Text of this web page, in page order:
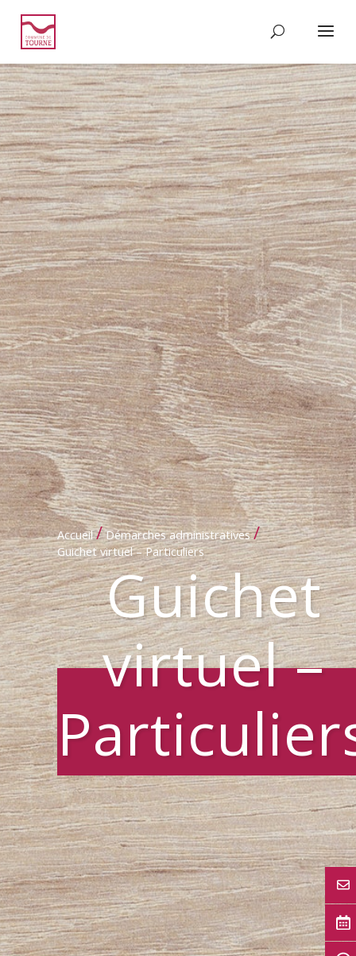
Accueil / Démarches administratives /
Guichet virtuel – Particuliers
Guichet
virtuel –